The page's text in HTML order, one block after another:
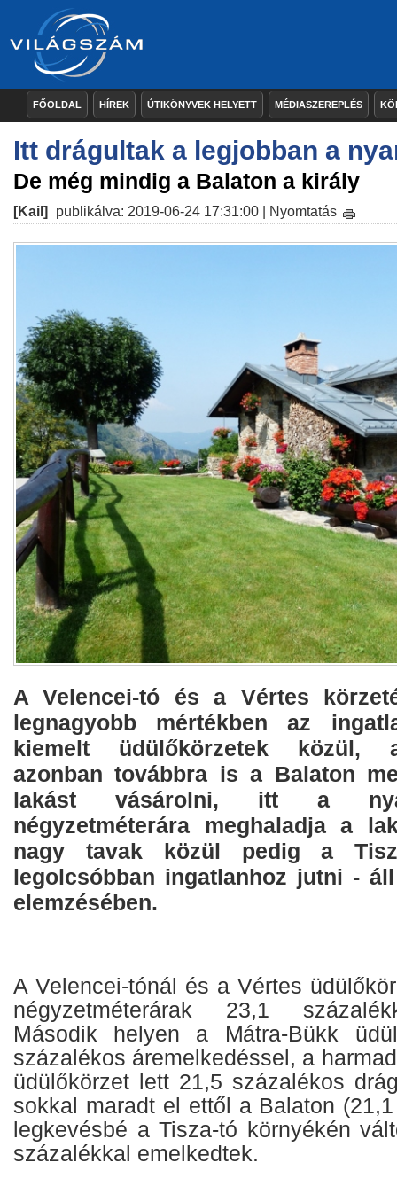
FŐOLDAL HÍREK ÚTIKÖNYVEK HELYETT MÉDIASZEREPLÉS
Itt drágultak a legjobban a
De még mindig a Balaton a király
[Kail] publikálva: 2019-06-24 17:31:00 | Nyomtatás
A Velencei-tó és a Vértes
legnagyobb mértékben az
kiemelt üdülőkörzetek közül,
azonban továbbra is a Balaton
lakást vásárolni, itt a
négyzetméterára meghaladja a
nagy tavak közül pedig a
legolcsóbban ingatlanhoz jutni -
elemzésében.
A Velencei-tónál és a Vértes
négyzetméterárak 23,1
Második helyen a Mátra-Bükk
százalékos áremelkedéssel, a
üdülőkörzet lett 21,5 százalékos
sokkal maradt el ettől a Balaton
legkevésbé a Tisza-tó környékén
százalékkal emelkedtek.